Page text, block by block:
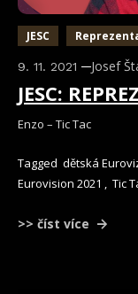
JESC
9. 11. 2021 Josef
JESC:
Enzo – Tic Tac
Tagged dětská
Eurovision 2021 , Tic
>> číst více